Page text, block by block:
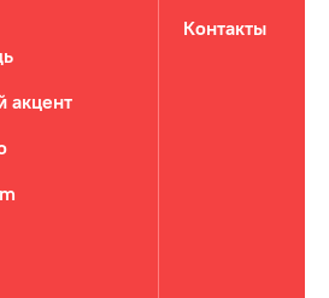
акцент
Контакты